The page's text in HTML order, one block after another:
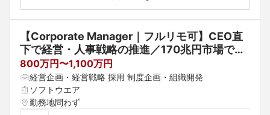
【Corporate Manager｜フルリモ可】CEO直
下で経営・人事戦略の推進／170兆円市場で行
政SaaSを提供するGovTechベンチャー
800万円〜1,100万円
経営企画・経営戦略 採用 制度企画・組織開発
ソフトウエア
勤務地問わず